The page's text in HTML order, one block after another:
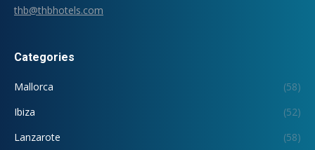
thb@thbhotels.com
Categories
Mallorca
(58)
Ibiza
(52)
Lanzarote
(58)